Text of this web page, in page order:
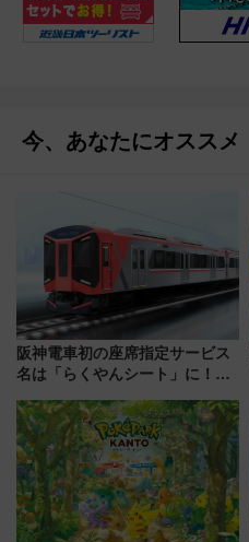
今、あなたにオススメ
阪神電車初の座席指定サービス
名は「らくやんシート」に！新
を快適移動